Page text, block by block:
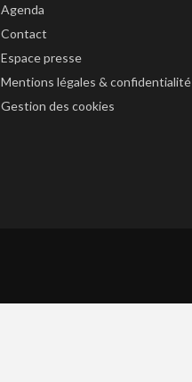
Agenda
Contact
Espace presse
Mentions légales & confidentialité
Gestion des cookies